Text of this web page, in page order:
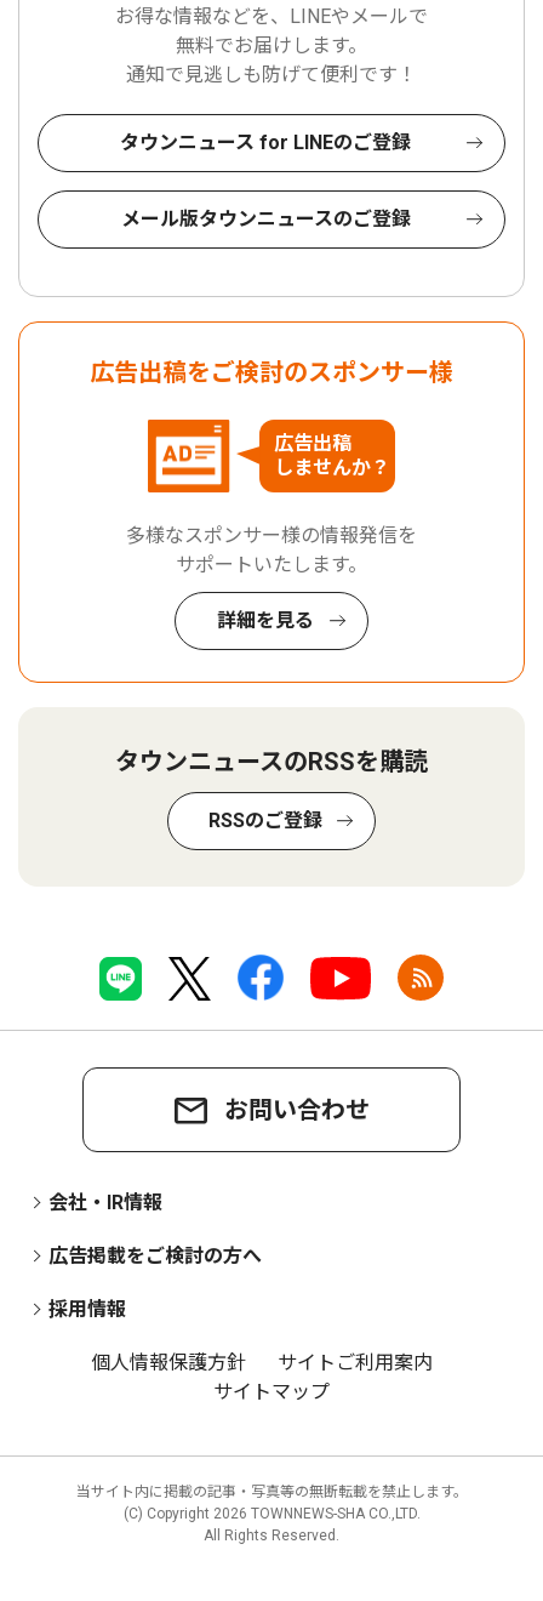
お得な情報などを、LINEやメールで
無料でお届けします。
通知で見逃しも防げて便利です！
タウンニュース for LINEのご登録
メール版タウンニュースのご登録
広告出稿をご検討のスポンサー様
広告出稿
しませんか？
多様なスポンサー様の情報発信を
サポートいたします。
詳細を見る
タウンニュースのRSSを購読
RSSのご登録
お問い合わせ
会社・IR情報
広告掲載をご検討の方へ
採用情報
個人情報保護方針
サイトご利用案内
サイトマップ
当サイト内に掲載の記事・写真等の無断転載を禁止します。
(C) Copyright 2026 TOWNNEWS-SHA CO.,LTD.
All Rights Reserved.